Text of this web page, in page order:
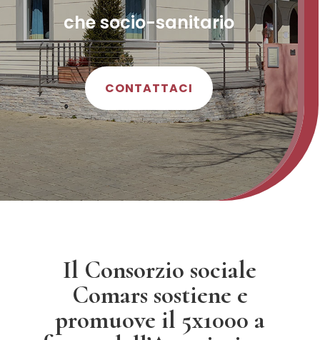
che socio-sanitario
CONTATTACI
Il Consorzio sociale
Comars sostiene e
promuove il 5x1000 a